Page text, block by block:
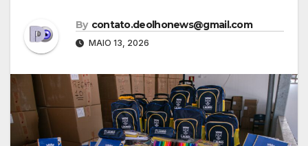
By contato.deolhonews@gmail.com
MAIO 13, 2026